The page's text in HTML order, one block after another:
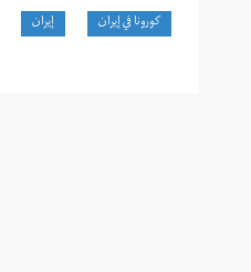
كورونا في إيران إيران